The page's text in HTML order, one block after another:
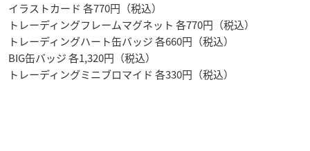
イラストカード 各770円（税込）
トレーディングフレームマグネット 各770円（税込）
トレーディングハート缶バッジ 各660円（税込）
BIG缶バッジ 各1,320円（税込）
トレーディングミニブロマイド 各330円（税込）